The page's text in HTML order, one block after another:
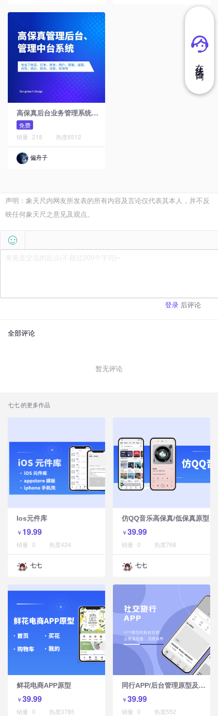
高
保真后台业务管理系统原型模板库
免费
销量 218 热度6512
偏舟子
声明：象天尺内网友所发表的所有内容及言论仅代表其本人，并不反
映任何象天尺之意见及观点。

登录 后评论
全部评论
暂无评论
七七·的更多作品
Ios元件库
￥ 19.99
销量 0 热度424
七七
仿QQ音乐高保真/低保真原型
￥39.99
销量 0 热度768
七七
鲜花电商APP原型
￥39.99
销量 0 热度3785
同
行APP/后台管理原型及需求说明
￥39.99
销量 0 热度552